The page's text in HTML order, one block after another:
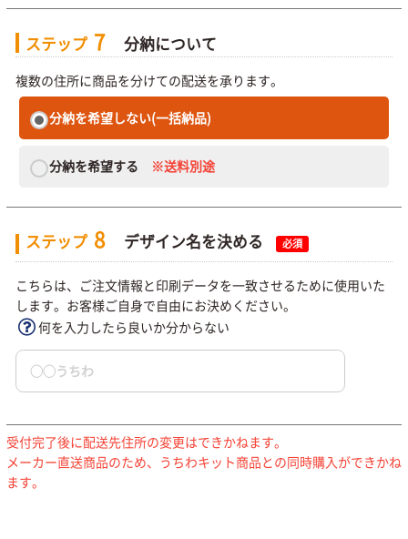
ステップ 7 分納について
複数の住所に商品を分けての配送を承ります。
分納を希望しない(一括納品)
分納を希望する ※送料別途
ステップ 8 デザイン名を決める 必須
こちらは、ご注文情報と印刷データを一致させるために使用いた
します。お客様ご自身で自由にお決めください。
何を入力したら良いか分からない
受付完了後に配送先住所の変更はできかねます。
メーカー直送商品のため、うちわキット商品との同時購入ができかね
ます。